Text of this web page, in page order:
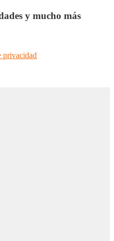
y mucho más
privacidad